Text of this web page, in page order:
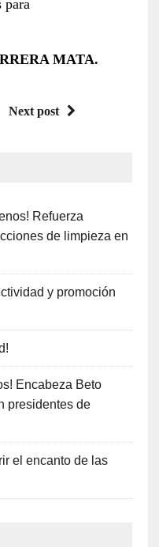
para
MATA.
Next post
Refuerza
de limpieza en
y promoción
Encabeza Beto
presidentes de
el encanto de las